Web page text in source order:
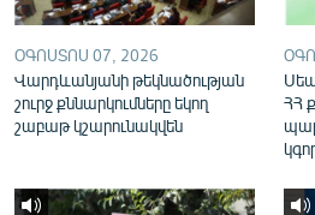
ՕԳՈՍՏՈՍ 07, 2026
Վարդևանյանի թեկնածության
շուրջ քննարկումները եկող
շաբաթ կշարունակվեն
ՀՀ